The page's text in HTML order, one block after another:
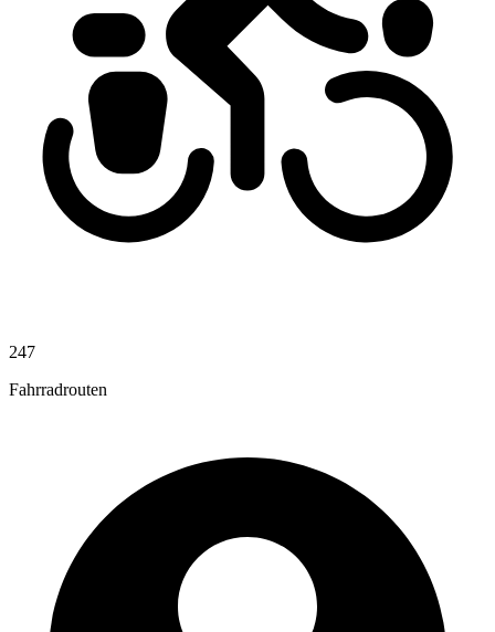
247
Fahrradrouten